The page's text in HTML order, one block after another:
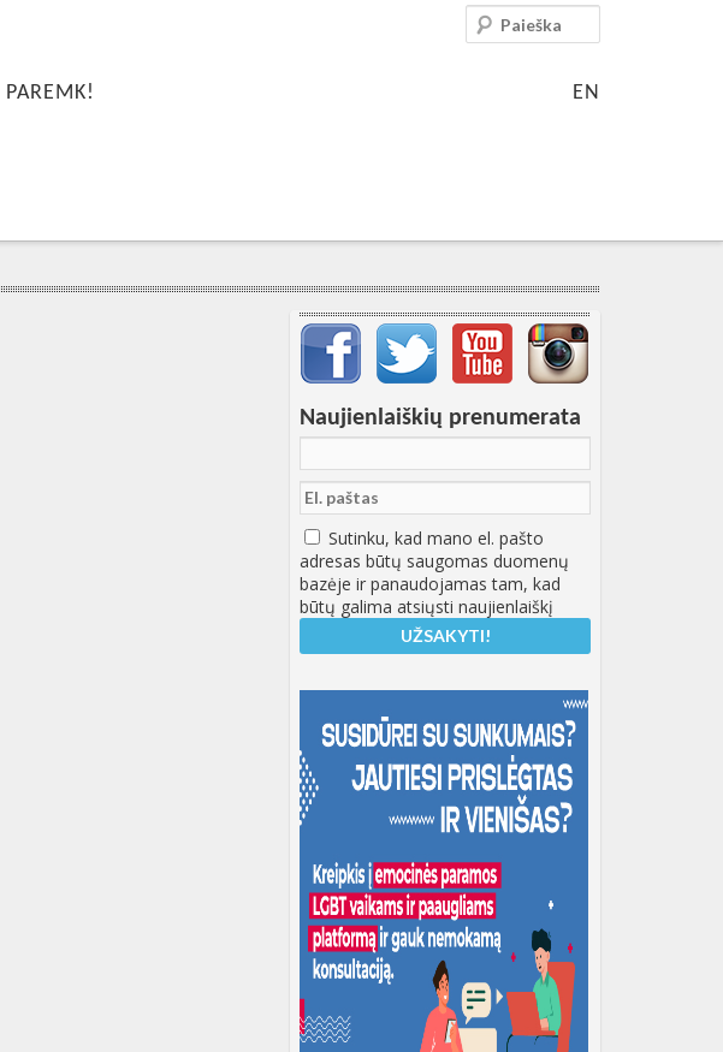
PAREMK! EN
Paieška
Svarbių įrašų meniu
Naujienlaiškių prenumerata
Sutinku, kad mano el. pašto
adresas būtų saugomas duomenų
bazėje ir panaudojamas tam, kad
būtų galima atsiųsti naujienlaiškį